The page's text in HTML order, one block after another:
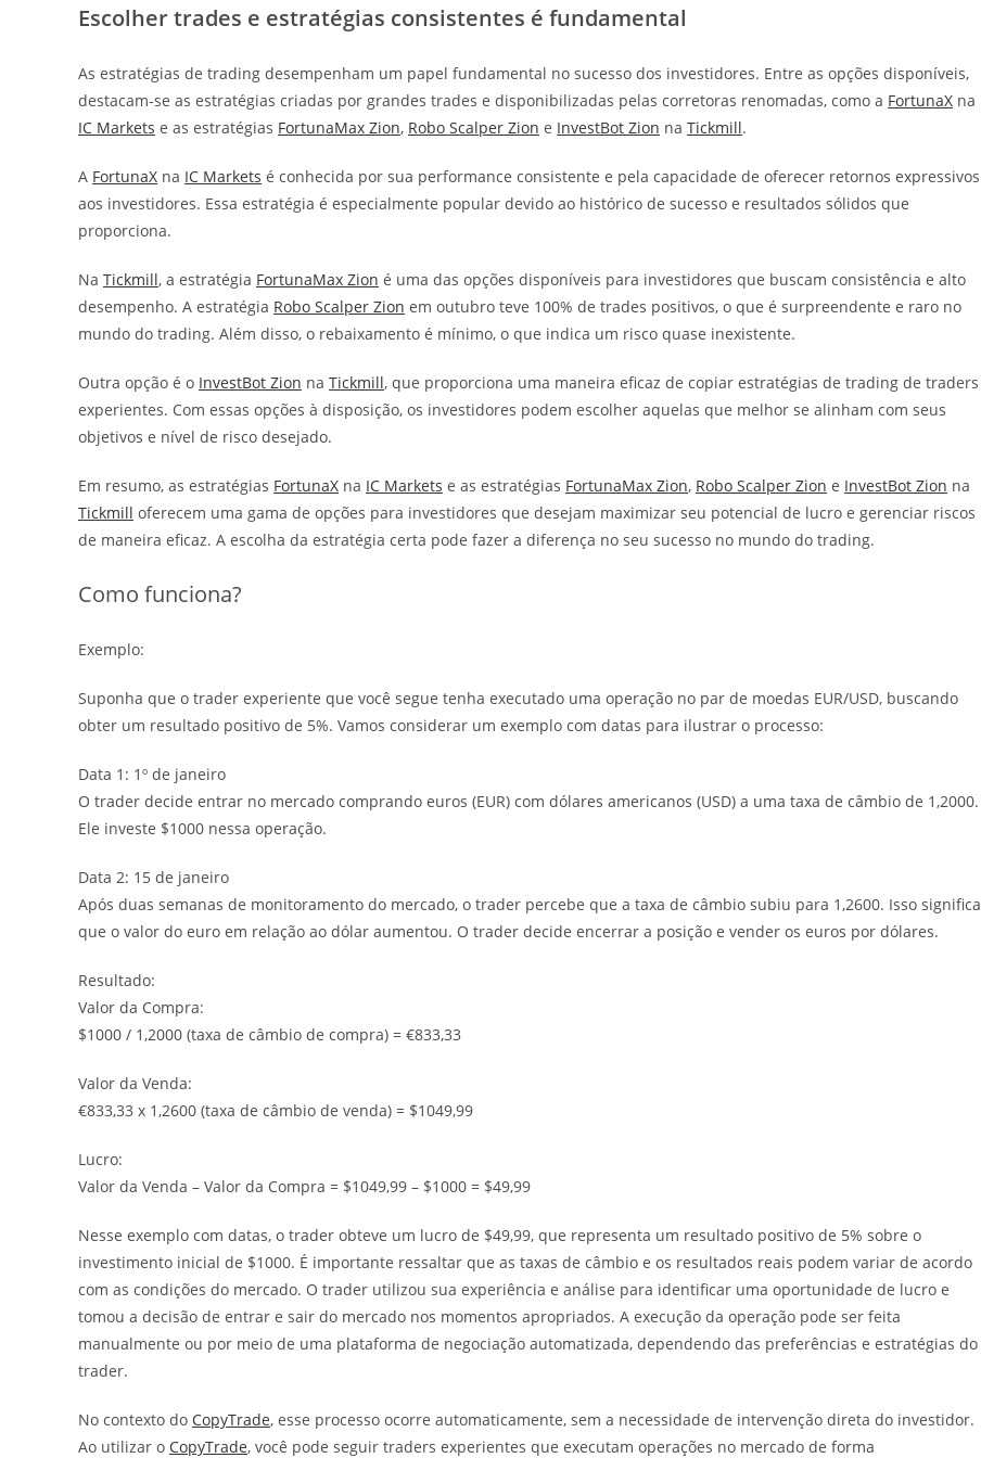
Escolher trades e estratégias consistentes é fundamental
As estratégias de trading desempenham um papel fundamental no sucesso dos investidores. Entre as opções disponíveis,
destacam-se as estratégias criadas por grandes trades e disponibilizadas pelas corretoras renomadas, como a FortunaX na
IC Markets e as estratégias FortunaMax Zion, Robo Scalper Zion e InvestBot Zion na Tickmill.
A FortunaX na IC Markets é conhecida por sua performance consistente e pela capacidade de oferecer retornos expressivos
aos investidores. Essa estratégia é especialmente popular devido ao histórico de sucesso e resultados sólidos que
proporciona.
Na Tickmill, a estratégia FortunaMax Zion é uma das opções disponíveis para investidores que buscam consistência e alto
desempenho. A estratégia Robo Scalper Zion em outubro teve 100% de trades positivos, o que é surpreendente e raro no
mundo do trading. Além disso, o rebaixamento é mínimo, o que indica um risco quase inexistente.
Outra opção é o InvestBot Zion na Tickmill, que proporciona uma maneira eficaz de copiar estratégias de trading de traders
experientes. Com essas opções à disposição, os investidores podem escolher aquelas que melhor se alinham com seus
objetivos e nível de risco desejado.
Em resumo, as estratégias FortunaX na IC Markets e as estratégias FortunaMax Zion, Robo Scalper Zion e InvestBot Zion na
Tickmill oferecem uma gama de opções para investidores que desejam maximizar seu potencial de lucro e gerenciar riscos
de maneira eficaz. A escolha da estratégia certa pode fazer a diferença no seu sucesso no mundo do trading.
Como funciona?
Exemplo:
Suponha que o trader experiente que você segue tenha executado uma operação no par de moedas EUR/USD, buscando
obter um resultado positivo de 5%. Vamos considerar um exemplo com datas para ilustrar o processo:
Data 1: 1º de janeiro
O trader decide entrar no mercado comprando euros (EUR) com dólares americanos (USD) a uma taxa de câmbio de 1,2000.
Ele investe $1000 nessa operação.
Data 2: 15 de janeiro
Após duas semanas de monitoramento do mercado, o trader percebe que a taxa de câmbio subiu para 1,2600. Isso significa
que o valor do euro em relação ao dólar aumentou. O trader decide encerrar a posição e vender os euros por dólares.
Resultado:
Valor da Compra:
$1000 / 1,2000 (taxa de câmbio de compra) = €833,33
Valor da Venda:
€833,33 x 1,2600 (taxa de câmbio de venda) = $1049,99
Lucro:
Valor da Venda – Valor da Compra = $1049,99 – $1000 = $49,99
Nesse exemplo com datas, o trader obteve um lucro de $49,99, que representa um resultado positivo de 5% sobre o
investimento inicial de $1000. É importante ressaltar que as taxas de câmbio e os resultados reais podem variar de acordo
com as condições do mercado. O trader utilizou sua experiência e análise para identificar uma oportunidade de lucro e
tomou a decisão de entrar e sair do mercado nos momentos apropriados. A execução da operação pode ser feita
manualmente ou por meio de uma plataforma de negociação automatizada, dependendo das preferências e estratégias do
trader.
No contexto do CopyTrade, esse processo ocorre automaticamente, sem a necessidade de intervenção direta do investidor.
Ao utilizar o CopyTrade, você pode seguir traders experientes que executam operações no mercado de forma